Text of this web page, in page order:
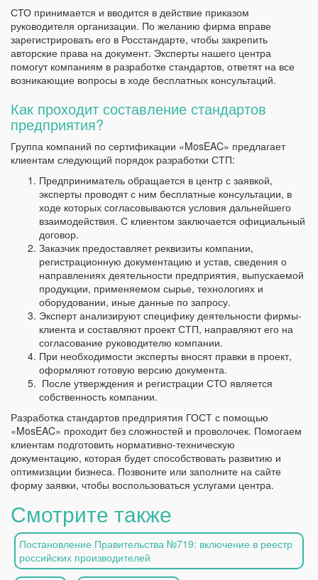
СТО принимается и вводится в действие приказом
руководителя организации. По желанию фирма вправе
зарегистрировать его в Росстандарте, чтобы закрепить
авторские права на документ. Эксперты нашего центра
помогут компаниям в разработке стандартов, ответят на все
возникающие вопросы в ходе бесплатных консультаций.
Как проходит составление стандартов
предприятия?
Группа компаний по сертификации «MosEAC» предлагает
клиентам следующий порядок разработки СТП:
Предприниматель обращается в центр с заявкой,
эксперты проводят с ним бесплатные консультации, в
ходе которых согласовываются условия дальнейшего
взаимодействия. С клиентом заключается официальный
договор.
Заказчик предоставляет реквизиты компании,
регистрационную документацию и устав, сведения о
направлениях деятельности предприятия, выпускаемой
продукции, применяемом сырье, технологиях и
оборудовании, иные данные по запросу.
Эксперт анализируют специфику деятельности фирмы-
клиента и составляют проект СТП, направляют его на
согласование руководителю компании.
При необходимости эксперты вносят правки в проект,
оформляют готовую версию документа.
После утверждения и регистрации СТО является
собственность компании.
Разработка стандартов предприятия ГОСТ с помощью
«MosEAC» проходит без сложностей и проволочек. Помогаем
клиентам подготовить нормативно-техническую
документацию, которая будет способствовать развитию и
оптимизации бизнеса. Позвоните или заполните на сайте
форму заявки, чтобы воспользоваться услугами центра.
Смотрите также
Постановление Правительства №719: включение в реестр
российских производителей